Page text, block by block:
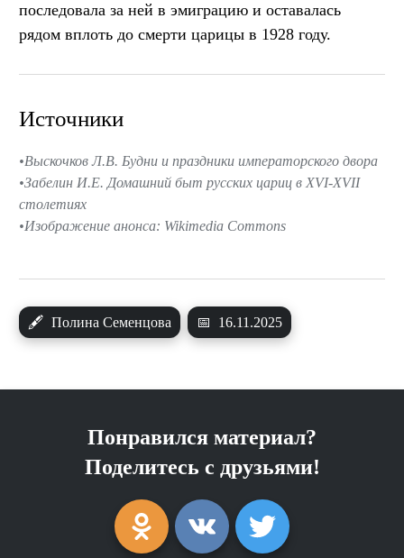
последовала за ней в эмиграцию и оставалась
рядом вплоть до смерти царицы в 1928 году.
🖋 Полина Семенцова 📅 16.11.2025
Источники
Выскочков Л.В. Будни и праздники императорского двора
Забелин И.Е. Домашний быт русских цариц в XVI-XVII
столетиях
Изображение анонса: Wikimedia Commons
Понравился материал?
Поделитесь с друзьями!